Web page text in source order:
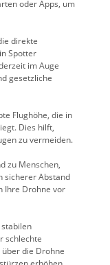
oder Apps, um
direkte
Spotter
im Auge
gesetzliche
Flughöhe, die in
Dies hilft,
zu vermeiden.
zu Menschen,
sicherer Abstand
Ihre Drohne vor
stabilen
schlechte
die Drohne